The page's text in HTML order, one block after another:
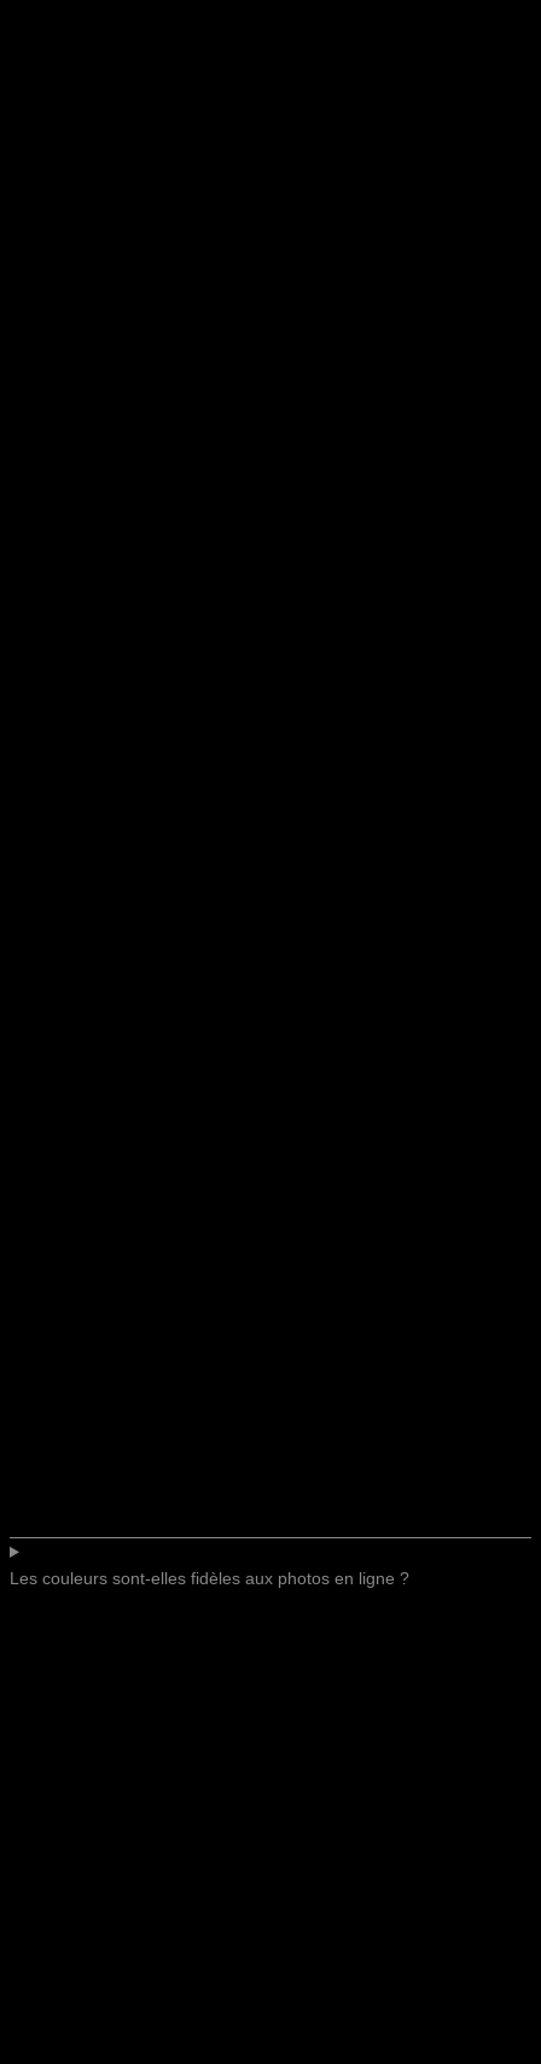
Les couleurs sont-elles fidèles aux photos en ligne ?